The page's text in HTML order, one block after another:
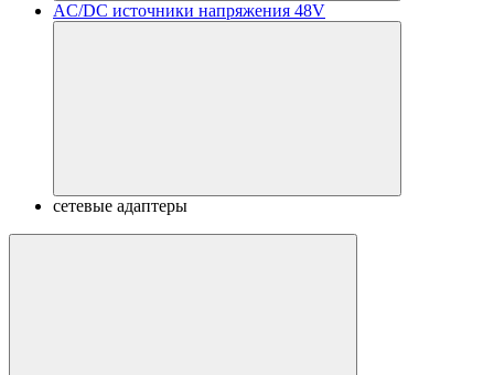
AC/DC источники напряжения 48V
сетевые адаптеры